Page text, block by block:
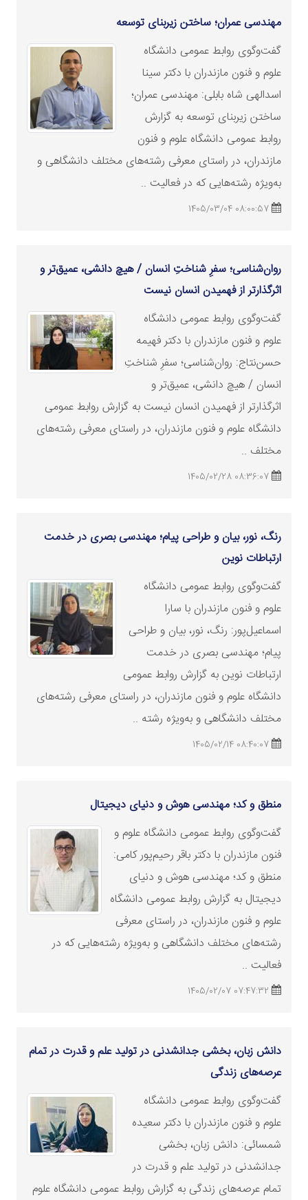
مهندسی عمران؛ ساختن زیربنای توسعه
گفت‌وگوی روابط عمومی دانشگاه
علوم و فنون مازندران با دکتر سینا
اسدالهی شاه بابلی: مهندسی عمران؛
ساختن زیربنای توسعه به گزارش
روابط عمومی دانشگاه علوم و فنون
مازندران، در راستای معرفی رشته‌های مختلف دانشگاهی و
به‌ویژه رشته‌هایی که در فعالیت ..
08:00:57 1405/03/04
روان‌شناسی؛ سفرِ شناختِ انسان / هیچ دانشی، عمیق‌تر و
اثرگذارتر از فهمیدن انسان نیست
گفت‌وگوی روابط عمومی دانشگاه
علوم و فنون مازندران با دکتر فهیمه
حسن‌نتاج: روان‌شناسی؛ سفرِ شناختِ
انسان / هیچ دانشی، عمیق‌تر و
اثرگذارتر از فهمیدن انسان نیست به گزارش روابط عمومی
دانشگاه علوم و فنون مازندران، در راستای معرفی رشته‌های
مختلف ..
08:36:07 1405/02/28
رنگ، نور، بیان و طراحی پیام؛ مهندسی بصری در خدمت
ارتباطات نوین
گفت‌وگوی روابط عمومی دانشگاه
علوم و فنون مازندران با سارا
اسماعیل‌پور: رنگ، نور، بیان و طراحی
پیام؛ مهندسی بصری در خدمت
ارتباطات نوین به گزارش روابط عمومی
دانشگاه علوم و فنون مازندران، در راستای معرفی رشته‌های
مختلف دانشگاهی و به‌ویژه رشته ..
08:40:07 1405/02/14
منطق و کد؛ مهندسی هوش و دنیای دیجیتال
گفت‌وگوی روابط عمومی دانشگاه علوم و
فنون مازندران با دکتر باقر رحیم‌پور کامی:
منطق و کد؛ مهندسی هوش و دنیای
دیجیتال به گزارش روابط عمومی دانشگاه
علوم و فنون مازندران، در راستای معرفی
رشته‌های مختلف دانشگاهی و به‌ویژه رشته‌هایی که در
فعالیت ..
07:47:32 1405/02/07
دانش زبان، بخشی جدانشدنی در تولید علم و قدرت در تمام
عرصه‌های زندگی
گفت‌وگوی روابط عمومی دانشگاه
علوم و فنون مازندران با دکتر سعیده
شمسائی: دانش زبان، بخشی
جدانشدنی در تولید علم و قدرت در
تمام عرصه‌های زندگی به گزارش روابط عمومی دانشگاه علوم